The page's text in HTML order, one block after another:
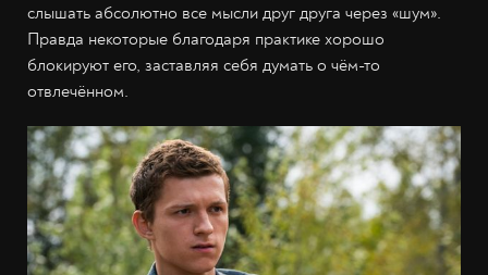
слышать абсолютно все мысли друг друга через «шум».
Правда некоторые благодаря практике хорошо
блокируют его, заставляя себя думать о чём-то
отвлечённом.